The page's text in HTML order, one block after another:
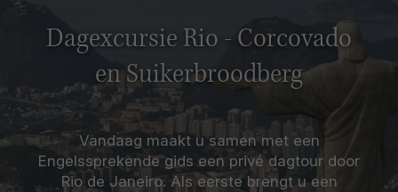
Dagexcursie Rio - Corcovado
en Suikerbroodberg
Vandaag maakt u samen met een
Engelssprekende gids een privé dagtour door
Rio de Janeiro. Als eerste brengt u een